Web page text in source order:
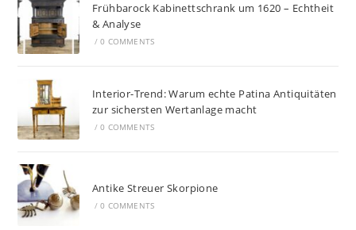
Frühbarock Kabinettschrank um 1620 – Echtheit
& Analyse
/ 0 COMMENTS
Interior-Trend: Warum echte Patina Antiquitäten
zur sichersten Wertanlage macht
/ 0 COMMENTS
Antike Streuer Skorpione
/ 0 COMMENTS